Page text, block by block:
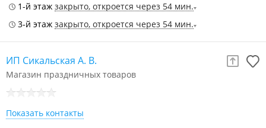
1-й этаж закрыто, откроется через 54 мин.
3-й этаж закрыто, откроется через 54 мин.
ИП Сикальская А. В.
Магазин праздничных товаров
Показать контакты